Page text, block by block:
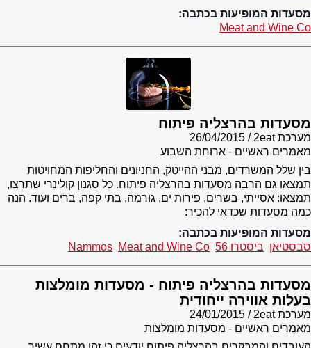
מסעדות המופיעות בכתבה:
Meat and Wine Co
מסעדות בהרצליה פיתוח
מערכת 2eat
26/04/2015
מאמרים ראשיים - ארוחת השבוע
בין שלל המשרדים, מבני ההייטק, החניונים והחליפות המחויטות
תמצאו גם הרבה מסעדות בהרצליה פיתוח. כל סגנון קולינרי שתרצו,
תמצאו: אסייתי, בשרים, פירות ים, גורמה, בתי קפה, ברים ועוד. הנה
כמה מסעדות שכדאי להכיר:
מסעדות המופיעות בכתבה:
סבסטיאן ביסטרו 56 Meat and Wine Co
Nammos
מסעדות בהרצליה פיתוח - מסעדות מומלצות
בעלות אווירה ייחודית
מערכת 2eat
24/01/2015
מאמרים ראשיים - מסעדות מומלצות